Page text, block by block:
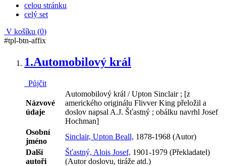
celou stránku
celý set
V košíku (0)
#tpl-btn-affix
1.Automobilový král
Půjčit
Názvové
údaje
Automobilový král / Upton Sinclair ; [z
amerického originálu Flivver King přeložil a
doslov napsal A.J. Šťastný ; obálku navrhl Josef
Hochman]
Osobní
jméno
Sinclair, Upton Beall, 1878-1968 (Autor)
Další
autoři
Šťastný, Alois Josef, 1901-1979 (Překladatel)
(Autor doslovu, tiráže atd.)